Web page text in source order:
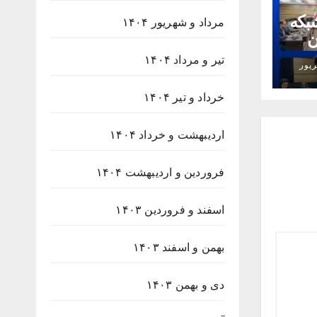
مرداد و شهریور ۱۴۰۴
تیر و مرداد ۱۴۰۴
خرداد و تیر ۱۴۰۴
اردیبهشت و خرداد ۱۴۰۴
فروردین و اردیبهشت ۱۴۰۴
اسفند و فروردین ۱۴۰۳
بهمن و اسفند ۱۴۰۳
دی و بهمن ۱۴۰۳